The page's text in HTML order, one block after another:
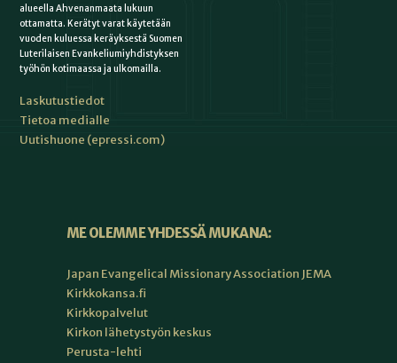
alueella Ahvenanmaata lukuun
ottamatta. Kerätyt varat käytetään
vuoden kuluessa keräyksestä Suomen
Luterilaisen Evankeliumiyhdistyksen
työhön kotimaassa ja ulkomailla.
Laskutustiedot
Tietoa medialle
Uutishuone (epressi.com)
ME OLEMME YHDESSÄ MUKANA:
Japan Evangelical Missionary Association JEMA
Kirkkokansa.fi
Kirkkopalvelut
Kirkon lähetystyön keskus
Perusta-lehti